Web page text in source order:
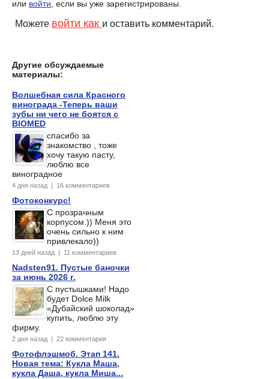
или войти , если вы уже зарегистрированы.
Можете войти как и оставить комментарий.
Другие обсуждаемые
материалы:
Волшебная сила Красного
винограда -Теперь ваши
зубы ни чего не боятся с
BIOMED
спасибо за
знакомство , тоже
хочу такую пасту,
люблю все
виноградное
4 дня назад | 16 комментариев
Фотоконкурс!
С прозрачным
корпусом.)) Меня это
очень сильно к ним
привлекало))
13 дней назад | 11 комментариев
Nadsten91. Пустые баночки
за июнь 2026 г.
С пустышками! Надо
будет Dolce Milk
«Дубайский шоколад»
купить, люблю эту
фирму.
2 дня назад | 22 комментария
Фотофлэшмоб. Этап 141.
Новая тема: Кукла Маша,
кукла Даша, кукла Миша...